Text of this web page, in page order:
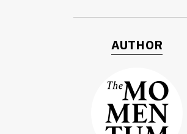
AUTHOR